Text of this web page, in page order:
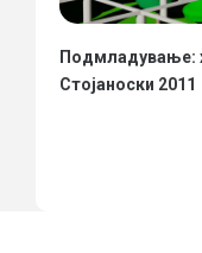
Подмладување:
Стојаноски 2011